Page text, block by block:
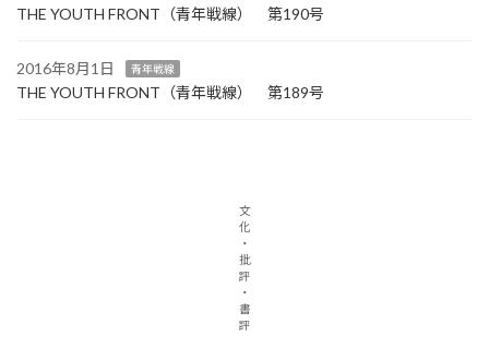
THE YOUTH FRONT（青年戦線） 第190号
2016年8月1日 青年戦線
THE YOUTH FRONT（青年戦線） 第189号
文
化
・
批
評
・
書
評